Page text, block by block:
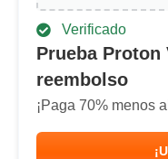
Verificado
Prueba Proton
reembolso
¡Paga 70% menos